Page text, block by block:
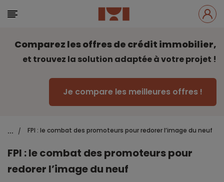
Comparez les offres de crédit immobilier,
et trouvez la solution adaptée à votre projet !
Je compare les meilleures offres !
... / FPI : le combat des promoteurs pour redorer l’image du neuf
FPI : le combat des promoteurs pour
redorer l’image du neuf